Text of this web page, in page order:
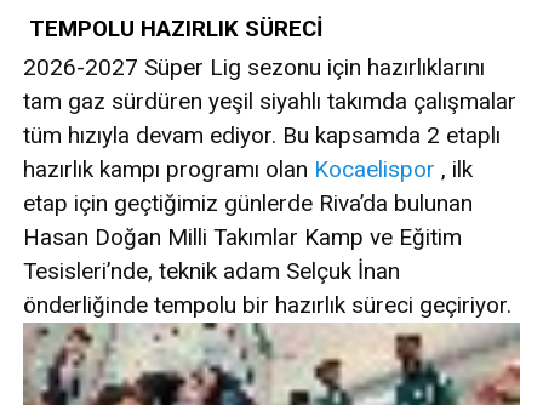
TEMPOLU HAZIRLIK SÜRECİ
2026-2027 Süper Lig sezonu için hazırlıklarını
tam gaz sürdüren yeşil siyahlı takımda çalışmalar
tüm hızıyla devam ediyor. Bu kapsamda 2 etaplı
hazırlık kampı programı olan Kocaelispor , ilk
etap için geçtiğimiz günlerde Riva’da bulunan
Hasan Doğan Milli Takımlar Kamp ve Eğitim
Tesisleri’nde, teknik adam Selçuk İnan
önderliğinde tempolu bir hazırlık süreci geçiriyor.